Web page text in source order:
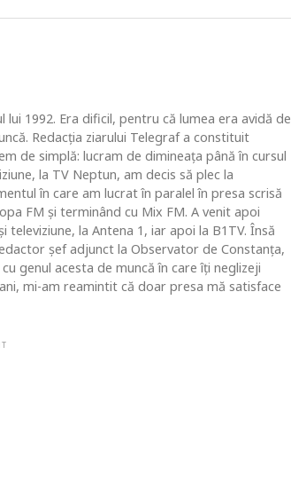
1992. Era dificil, pentru că lumea era avidă de
Redacţia ziarului Telegraf a constituit
de simplă: lucram de dimineaţa până în cursul
la TV Neptun, am decis să plec la
în care am lucrat în paralel în presa scrisă
FM şi terminând cu Mix FM. A venit apoi
la Antena 1, iar apoi la B1TV. Însă
şef adjunct la Observator de Constanţa,
genul acesta de muncă în care îţi neglizeji
mi-am reamintit că doar presa mă satisface